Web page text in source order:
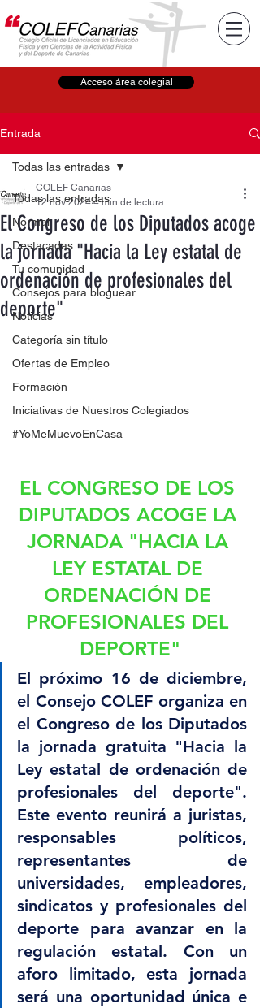
Acceso área colegial
Entrada
Todas las entradas
Normal
Destacadas
Tu comunidad
Consejos para bloguear
Noticias
Categoría sin título
Ofertas de Empleo
Formación
Iniciativas de Nuestros Colegiados
#YoMeMuevoEnCasa
Todas las entradas
El Congreso de los Diputados acoge
la jornada "Hacia la Ley estatal de
ordenación de profesionales del
deporte"
COLEF Canarias
12 nov 2024 4 min de lectura
EL CONGRESO DE LOS
DIPUTADOS ACOGE LA
JORNADA "HACIA LA
LEY ESTATAL DE
ORDENACIÓN DE
PROFESIONALES DEL
DEPORTE"
El próximo 16 de diciembre,
el Consejo COLEF organiza en
el Congreso de los Diputados
la jornada gratuita "Hacia la
Ley estatal de ordenación de
profesionales del deporte".
Este evento reunirá a juristas,
responsables políticos,
representantes de
universidades, empleadores,
sindicatos y profesionales del
deporte para avanzar en la
regulación estatal. Con un
aforo limitado, esta jornada
será una oportunidad única e